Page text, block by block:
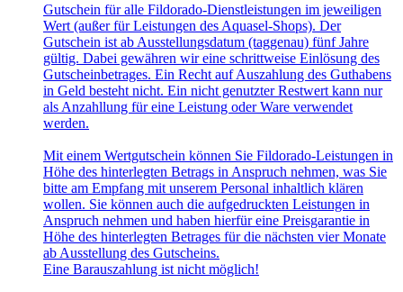
Gutschein für alle Fildorado-Dienstleistungen im jeweiligen
Wert (außer für Leistungen des Aquasel-Shops). Der
Gutschein ist ab Ausstellungsdatum (taggenau) fünf Jahre
gültig. Dabei gewähren wir eine schrittweise Einlösung des
Gutscheinbetrages. Ein Recht auf Auszahlung des Guthabens
in Geld besteht nicht. Ein nicht genutzter Restwert kann nur
als Anzahllung für eine Leistung oder Ware verwendet
werden.
Mit einem Wertgutschein können Sie Fildorado-Leistungen in
Höhe des hinterlegten Betrags in Anspruch nehmen, was Sie
bitte am Empfang mit unserem Personal inhaltlich klären
wollen. Sie können auch die aufgedruckten Leistungen in
Anspruch nehmen und haben hierfür eine Preisgarantie in
Höhe des hinterlegten Betrages für die nächsten vier Monate
ab Ausstellung des Gutscheins.
Eine Barauszahlung ist nicht möglich!